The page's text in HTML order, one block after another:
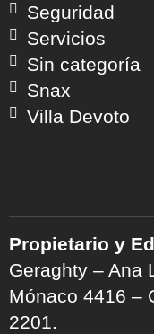
Seguridad
Servicios
Sin categoría
Snax
Villa Devoto
Propietario y
Geraghty – Ana
Mónaco 4416 –
2201.